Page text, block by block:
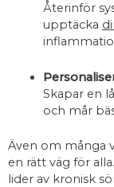
Återinför
upptäcka
Skapar en
och mår
Även om många
en rätt väg för
lider av kronisk